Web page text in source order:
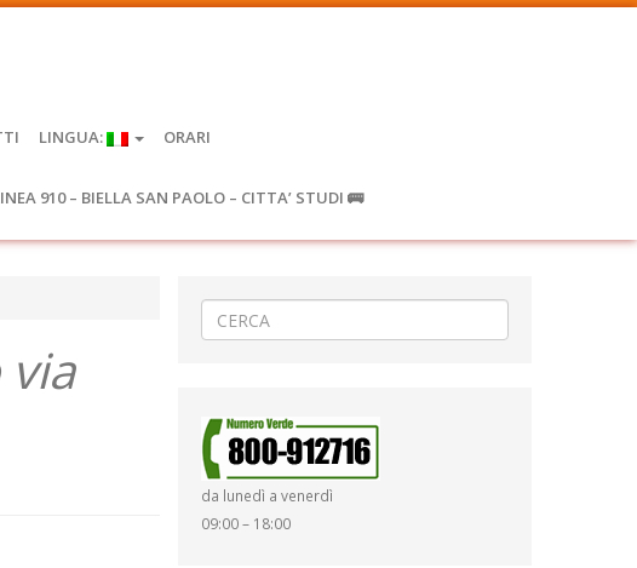
LINGUA: ORARI
910 – BIELLA SAN PAOLO – CITTA’ STUDI 🚌
da lunedì a venerdì
09:00 – 18:00